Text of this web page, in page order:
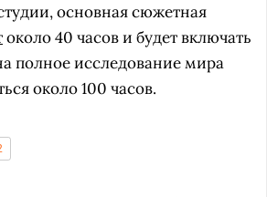
основная сюжетная
около 40 часов и будет включать
полное исследование мира
около 100 часов.